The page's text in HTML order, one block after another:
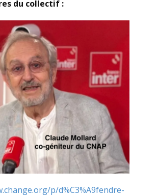
du collectif :
p/d%C3%A9fendre-